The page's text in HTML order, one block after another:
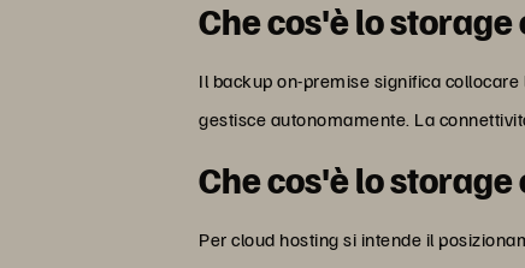
Che cos'è lo
Il backup on-premise significa
gestisce autonomamente. La
Che cos'è lo storage
Per cloud hosting si intende il